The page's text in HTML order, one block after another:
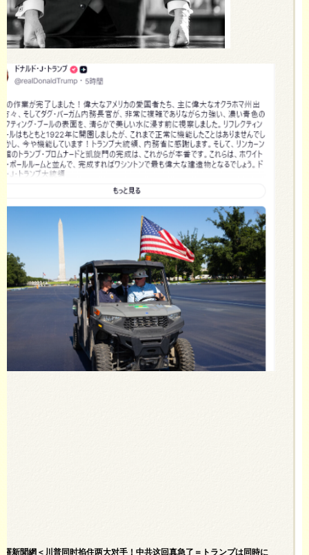
羅新聞網＜川普同时掐住两大对手！中共这回真急了＝トランプは同時に